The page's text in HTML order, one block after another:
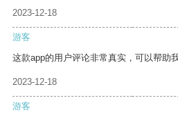
2023-12-18
游客
这款app的用户评论非常真实，可以帮助
2023-12-18
游客